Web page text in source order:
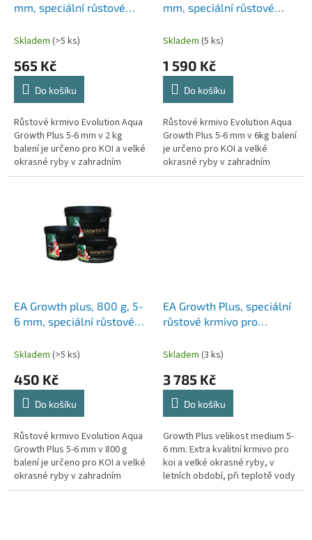
mm, speciální růstové
koi
Skladem (>5 ks)
565 Kč
Do košíku
Růstové krmivo Evolution Aqua
Growth Plus 5-6 mm v 2 kg
balení je určeno pro KOI a velké
okrasné ryby v zahradním
jezírku. Krmivo EA Growth
mm, speciální růstové
koi
Skladem (5 ks)
1 590 Kč
Do košíku
Růstové krmivo Evolution Aqua
Growth Plus 5-6 mm v 6kg balení
je určeno pro KOI a velké
okrasné ryby v zahradním
jezírku. Krmivo EA Growth
EA Growth plus, 800 g, 5-
6 mm, speciální růstové
koi
Skladem (>5 ks)
450 Kč
Do košíku
Růstové krmivo Evolution Aqua
Growth Plus 5-6 mm v 800 g
balení je určeno pro KOI a velké
okrasné ryby v zahradním
jezírku. Krmivo EA Growth
EA Growth Plus, speciální
růstové krmivo pro
velikost 5-6 mm, balení 15
Skladem (3 ks)
3 785 Kč
Do košíku
Growth Plus velikost medium 5-
6 mm. Extra kvalitní krmivo pro
koi a velké okrasné ryby, v
letních období, při teplotě vody
nad 16°C. Pro tvorbu svalové